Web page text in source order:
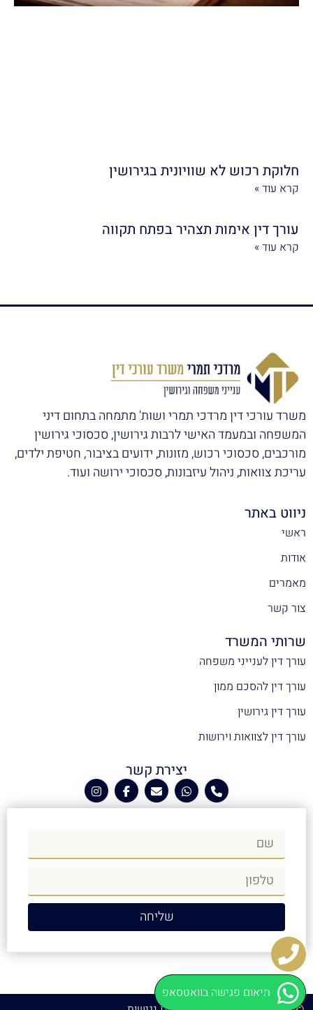
חלוקת רכוש לא שוויונית בגירושין
קרא עוד »
עורך דין אימות תצהיר בפתח תקווה
קרא עוד »
משרד עורכי דין מרדכי תמרי ושות' מתמחה בתחום דיני
המשפחה ובמעמד האישי לרבות גירושין, סכסוכי גירושין
מורכבים, סכסוכי רכוש, מזונות, ידועים בציבור, חטיפת ילדים,
עריכת צוואות, ניהול עיזבונות, סכסוכי ירושה ועוד.
ניווט באתר
ראשי
אודות
מאמרים
צור קשר
שרותי המשרד
עורך דין לענייני משפחה
עורך דין להסכם ממון
עורך דין גירושין
עורך דין לצוואות וירושות
יצירת קשר
שליחה
תיאום פגישה בוואטסאפ